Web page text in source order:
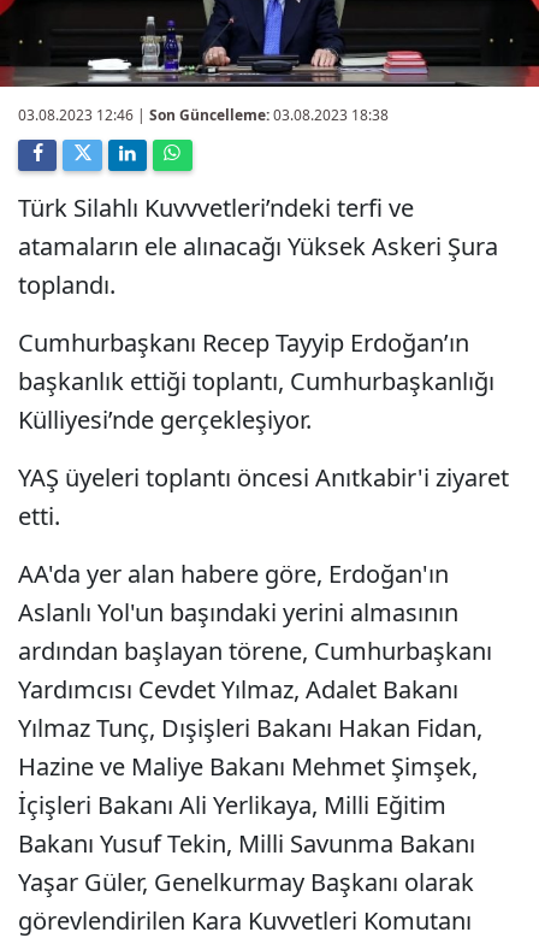
03.08.2023 12:46 | Son Güncelleme:03.08.2023 18:38
Türk Silahlı Kuvvvetleri’ndeki terfi ve
atamaların ele alınacağı Yüksek Askeri Şura
toplandı.
Cumhurbaşkanı Recep Tayyip Erdoğan’ın
başkanlık ettiği toplantı, Cumhurbaşkanlığı
Külliyesi’nde gerçekleşiyor.
YAŞ üyeleri toplantı öncesi Anıtkabir'i ziyaret
etti.
AA'da yer alan habere göre, Erdoğan'ın
Aslanlı Yol'un başındaki yerini almasının
ardından başlayan törene, Cumhurbaşkanı
Yardımcısı Cevdet Yılmaz, Adalet Bakanı
Yılmaz Tunç, Dışişleri Bakanı Hakan Fidan,
Hazine ve Maliye Bakanı Mehmet Şimşek,
İçişleri Bakanı Ali Yerlikaya, Milli Eğitim
Bakanı Yusuf Tekin, Milli Savunma Bakanı
Yaşar Güler, Genelkurmay Başkanı olarak
görevlendirilen Kara Kuvvetleri Komutanı